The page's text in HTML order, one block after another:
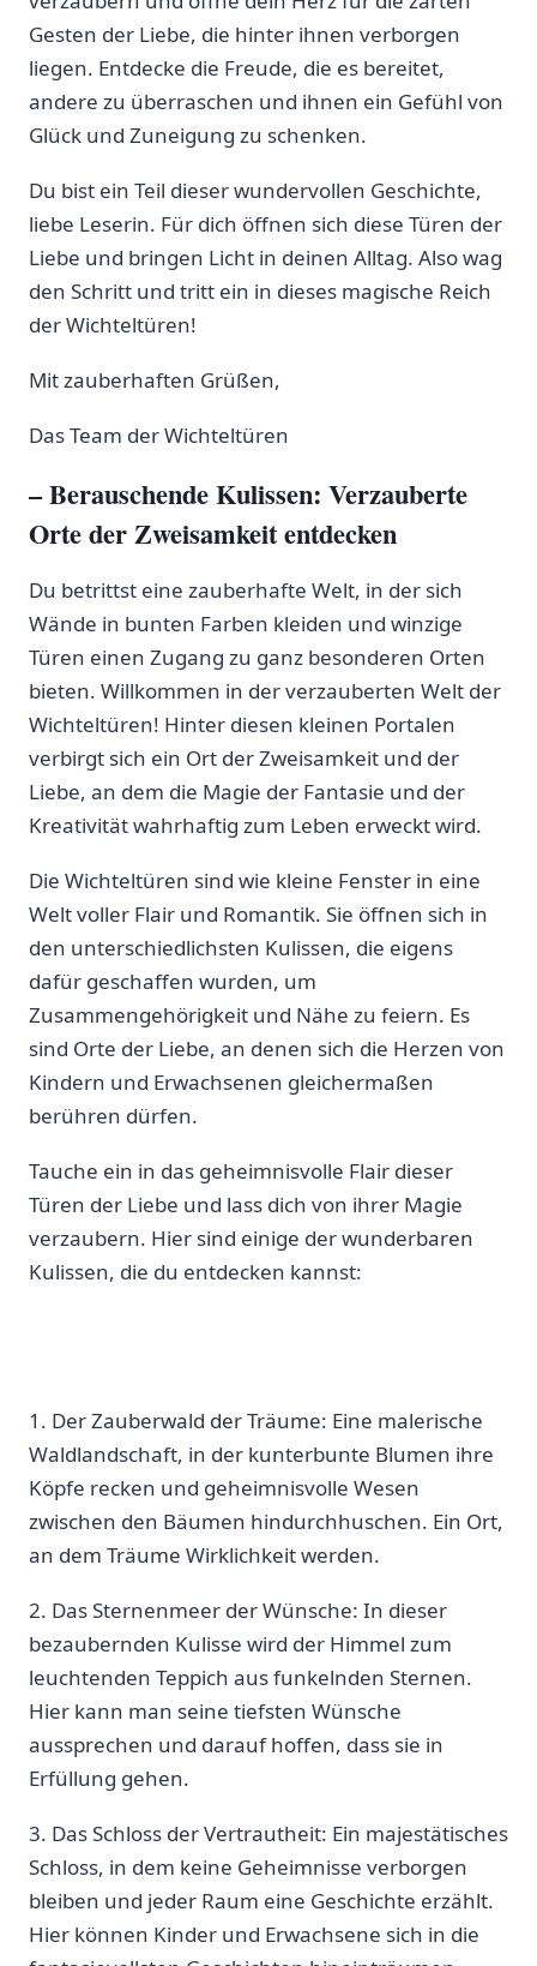
Gesten​ der Liebe, die hinter ihnen​ verborgen
liegen. Entdecke die Freude, die es bereitet,
andere zu überraschen und ihnen ein ‌Gefühl von
Glück und Zuneigung zu schenken.
Du bist ein Teil ⁤dieser ⁢wundervollen Geschichte,​
liebe Leserin. Für dich⁣ öffnen sich diese Türen der
Liebe und bringen Licht in deinen Alltag. Also wag‍
den Schritt und tritt ein in dieses magische Reich
der‍ Wichteltüren!
Mit zauberhaften Grüßen,
Das Team der Wichteltüren
– Berauschende Kulissen: Verzauberte
Orte der Zweisamkeit entdecken
Du ⁣betrittst eine zauberhafte Welt, in der sich
Wände in bunten Farben kleiden und⁤ winzige
Türen einen Zugang​ zu ganz besonderen Orten
bieten. Willkommen in der verzauberten Welt der
Wichteltüren! Hinter diesen kleinen Portalen
verbirgt sich ein Ort der‌ Zweisamkeit und der
Liebe, an dem die Magie ​der Fantasie und der
Kreativität wahrhaftig zum ⁣Leben erweckt wird.
Die⁤ Wichteltüren sind wie kleine Fenster in eine
Welt voller Flair und Romantik. Sie öffnen sich in
den unterschiedlichsten Kulissen, die eigens‍
dafür geschaffen wurden,‌ um
Zusammengehörigkeit und ​Nähe zu feiern. Es
sind Orte der Liebe, an denen sich die⁣ Herzen von
Kindern ⁤und Erwachsenen gleichermaßen
berühren dürfen.
Tauche ein in das geheimnisvolle Flair ⁣dieser
Türen der Liebe und lass dich von ihrer Magie
verzaubern. Hier sind einige der wunderbaren
Kulissen,⁣ die du entdecken kannst:
1.⁤ Der Zauberwald der Träume: Eine ‌malerische
Waldlandschaft, in der kunterbunte⁢ Blumen ihre
Köpfe recken und geheimnisvolle Wesen
zwischen‌ den ‌Bäumen hindurchhuschen. Ein Ort,
an ⁤dem ‌Träume‍ Wirklichkeit werden.
2. Das Sternenmeer der Wünsche: In dieser
bezaubernden Kulisse wird der Himmel zum
leuchtenden ⁢Teppich aus funkelnden ​Sternen.⁣
Hier kann man seine⁣ tiefsten Wünsche
aussprechen und‌ darauf hoffen, dass sie in
Erfüllung gehen.
3. Das Schloss der Vertrautheit: Ein majestätisches
Schloss, in dem ​keine Geheimnisse verborgen
bleiben und jeder Raum⁤ eine Geschichte erzählt.
Hier können Kinder und Erwachsene sich ⁢in die